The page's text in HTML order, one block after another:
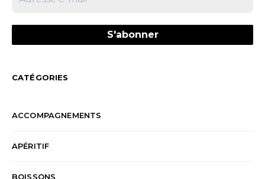
CATÉGORIES
ACCOMPAGNEMENTS
APÉRITIF
BOISSONS